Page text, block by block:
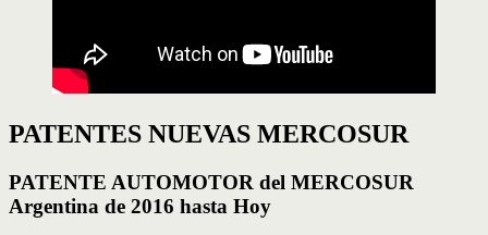
PATENTES NUEVAS MERCOSUR
PATENTE AUTOMOTOR del MERCOSUR
Argentina de 2016 hasta Hoy